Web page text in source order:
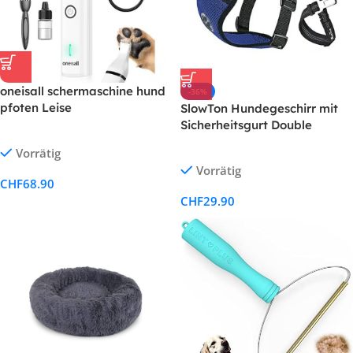
oneisall schermaschine hund
pfoten Leise
für Hunde Katzen Pfoten,
Körper
Vorrätig
CHF68.90
-36%
SlowTon Hundegeschirr mit
Sicherheitsgurt Double
reguläre Reisenweste
alltäglichen sportlichen
Aktivitäten dem Vierbeiner
Vorrätig
CHF29.90